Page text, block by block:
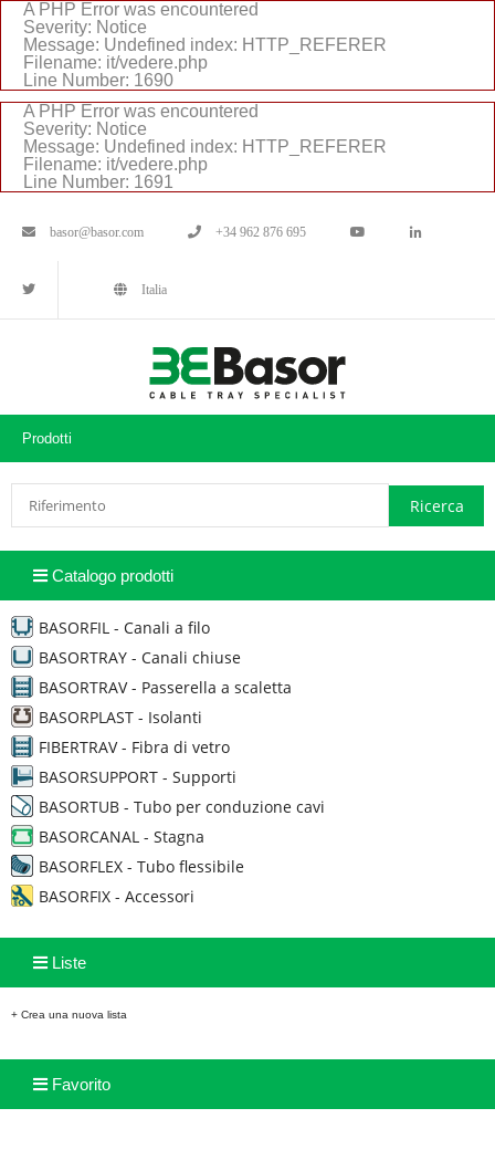
A PHP Error was encountered
Severity: Notice
Message: Undefined index: HTTP_REFERER
Filename: it/vedere.php
Line Number: 1690
A PHP Error was encountered
Severity: Notice
Message: Undefined index: HTTP_REFERER
Filename: it/vedere.php
Line Number: 1691
basor@basor.com +34 962 876 695
Italia
Prodotti
Catalogo prodotti
BASORFIL - Canali a filo
BASORTRAY - Canali chiuse
BASORTRAV - Passerella a scaletta
BASORPLAST - Isolanti
FIBERTRAV - Fibra di vetro
BASORSUPPORT - Supporti
BASORTUB - Tubo per conduzione cavi
BASORCANAL - Stagna
BASORFLEX - Tubo flessibile
BASORFIX - Accessori
Liste
+ Crea una nuova lista
Favorito